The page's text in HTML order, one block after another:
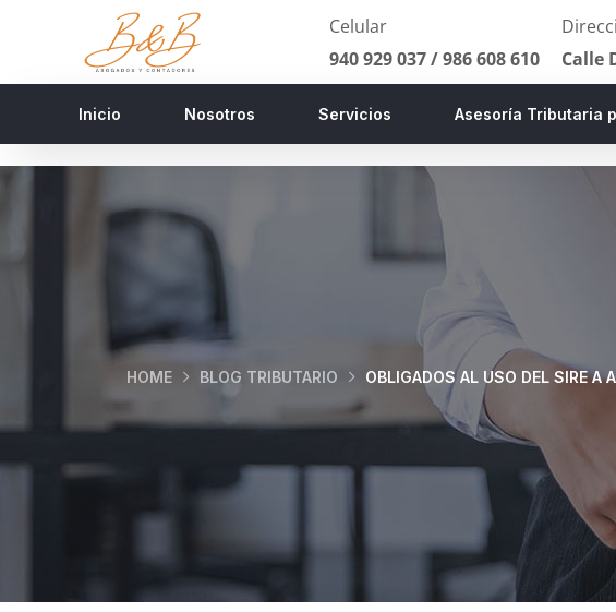
Celular
940 929 037 /986 608 610
Calle
Inicio Nosotros Servicios Asesoría Tributaria
HOME BLOG TRIBUTARIO OBLIGADOS AL USO DEL SIRE A